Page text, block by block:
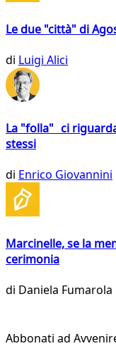
Le due "città" di
di Luigi Alici
La "folla" ci
stessi
di Enrico Giovannini
Marcinelle, se la
cerimonia
di Daniela Fumarola
Abbonati ad